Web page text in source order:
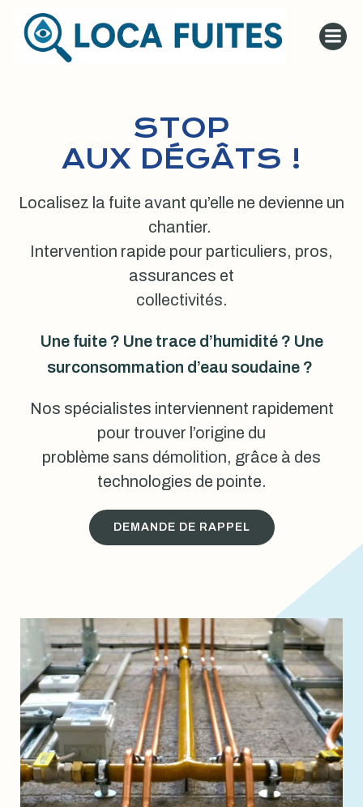
au
contenu
STOP
AUX DÉGÂTS !
Localisez la fuite avant qu’elle ne devienne un
chantier.
Intervention rapide pour particuliers, pros,
assurances et
collectivités.
Une fuite ? Une trace d’humidité ? Une
surconsommation d’eau soudaine ?
Nos spécialistes interviennent rapidement
pour trouver l’origine du
problème sans démolition, grâce à des
technologies de pointe.
DEMANDE DE RAPPEL